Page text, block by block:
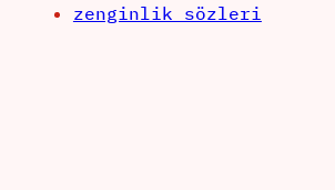
zenginlik sözleri